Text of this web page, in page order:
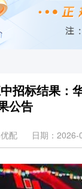
招标结果：
公告
配 日期：